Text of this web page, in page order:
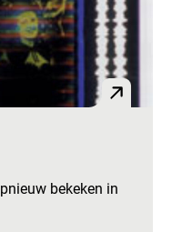
bekeken in